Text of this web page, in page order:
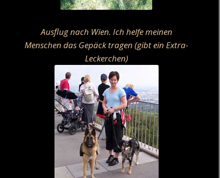
Ausflug nach Wien. Ich helfe meinen
Menschen das Gepäck tragen (gibt ein Extra-
Leckerchen)